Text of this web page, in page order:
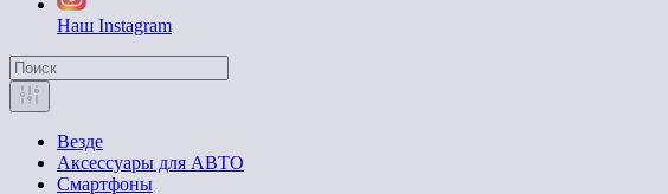
Наш Instagram
Везде
Аксессуары для АВТО
Смартфоны